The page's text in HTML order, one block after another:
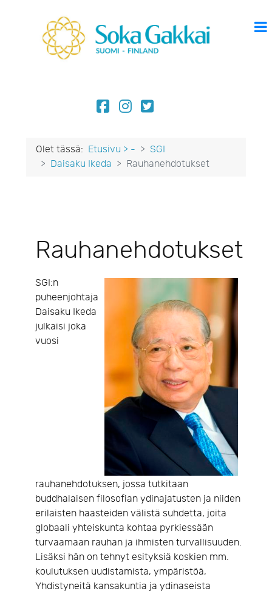
Olet tässä: Etusivu > -
SGI
Daisaku Ikeda
Rauhanehdotukset
Rauhanehdotukset
SGI:n
puheenjohtaja
Daisaku Ikeda
julkaisi joka
vuosi
rauhanehdotuksen, jossa tutkitaan
buddhalaisen filosofian ydinajatusten ja niiden
erilaisten haasteiden välistä suhdetta, joita
globaali yhteiskunta kohtaa pyrkiessään
turvaamaan rauhan ja ihmisten turvallisuuden.
Lisäksi hän on tehnyt esityksiä koskien mm.
koulutuksen uudistamista, ympäristöä,
Yhdistyneitä kansakuntia ja ydinaseista